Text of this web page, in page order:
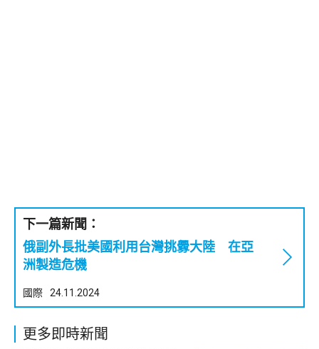
下一篇新聞：
俄副外長批美國利用台灣挑釁大陸 在亞
洲製造危機
國際 24.11.2024
更多即時新聞